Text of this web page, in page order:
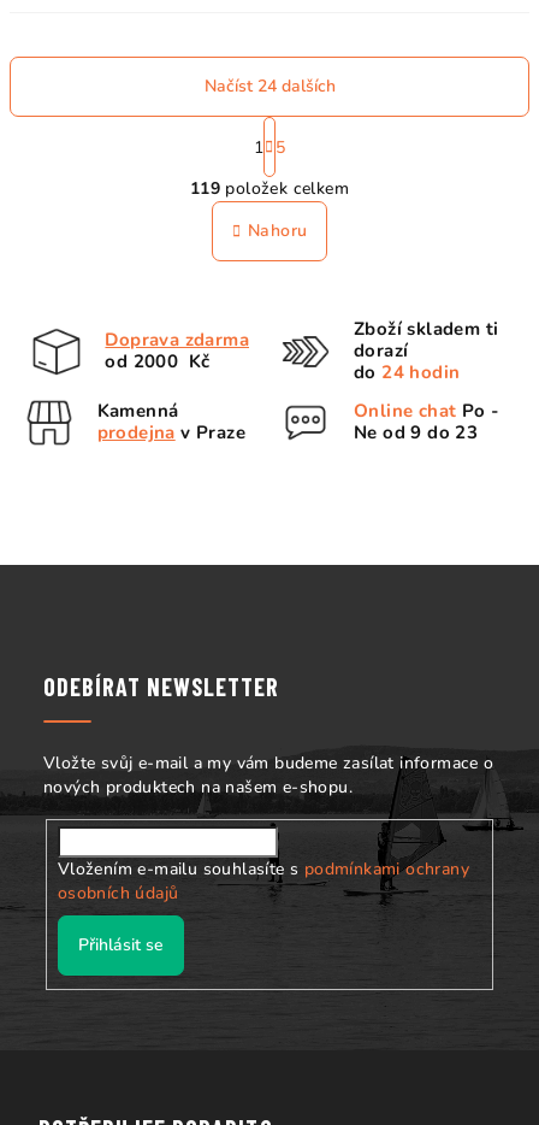
O
v
l
á
ý
Načíst 24 dalších
S
t
r
á
n
k
o
1 5
119 položek celkem
Nahoru
Doprava zdarma
od 2000 Kč
Zboží skladem ti
dorazí
do 24 hodin
Kamenná
prodejna v Praze
Online chat Po -
Ne od 9 do 23
ODEBÍRAT NEWSLETTER
Vložte svůj e-mail a my vám budeme zasílat informace o
nových produktech na našem e-shopu.
Vložením e-mailu souhlasíte s podmínkami ochrany
osobních údajů
Přihlásit se